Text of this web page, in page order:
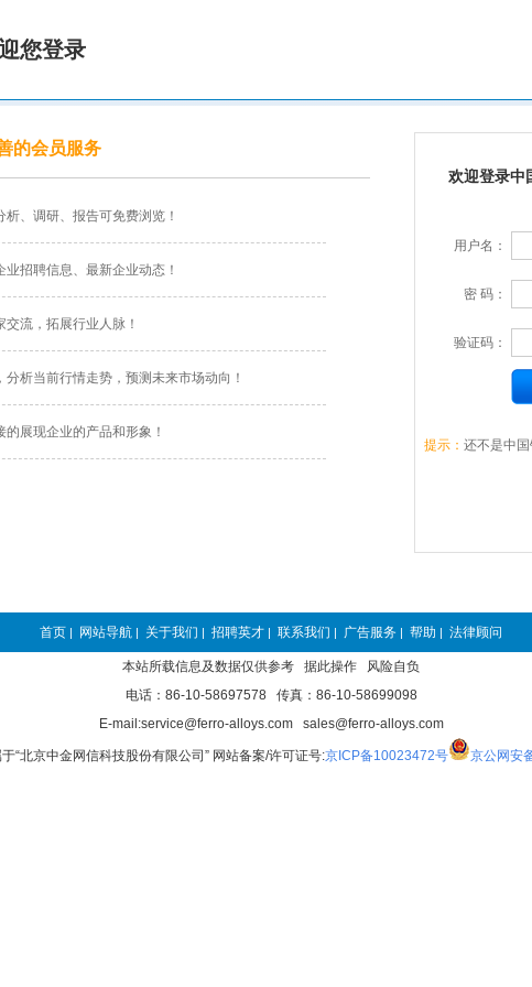
您登录
的会员服务
、调研、报告可免费浏览！
招聘信息、最新企业动态！
流，拓展行业人脉！
析当前行情走势，预测未来市场动向！
展现企业的产品和形象！
欢迎登录中
用户名：
密 码：
验证码：
提示： 还不是中
首页 | 网站导航 | 关于我们 | 招聘英才 | 联系我们 | 广告服务 | 帮助 | 法律顾问
本站所载信息及数据仅供参考 据此操作 风险自负
电话：86-10-58697578 传真：86-10-58699098
E-mail:service@ferro-alloys.com sales@ferro-alloys.com
“北京中金网信科技股份有限公司” 网站备案/许可证号:京ICP备10023472号 京公网安